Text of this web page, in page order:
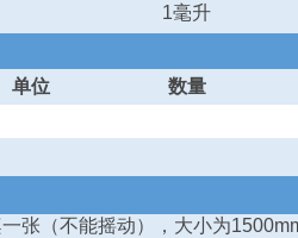
1毫升
单位 数量
张（不能摇动），大小为